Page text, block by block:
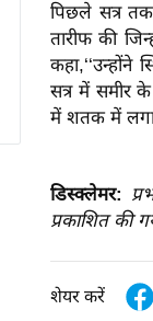
पिछले सत्र
तारीफ की
सत्र में समीर
में शतक में
डिस्क्लेमर:
प्रकाशित की
शेयर करें